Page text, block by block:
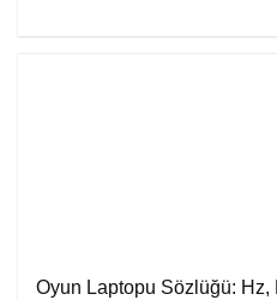
Oyun Laptopu Sözlüğü: